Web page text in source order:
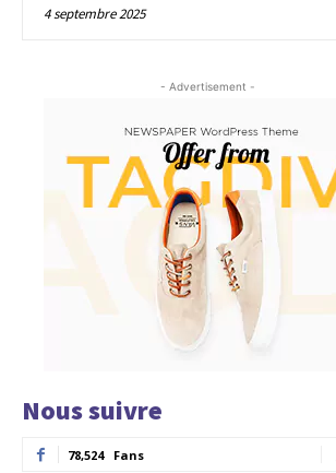
4 septembre 2025
- Advertisement -
Nous suivre
78,524 Fans